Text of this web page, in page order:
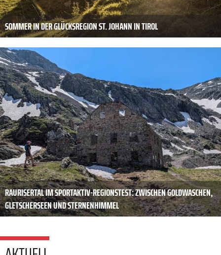
SOMMER IN DER GLÜCKSREGION ST. JOHANN IN TIROL
RAURISERTAL IM SPORTAKTIV-REGIONSTEST: ZWISCHEN GOLDWASCHEN,
GLETSCHERSEEN UND STERNENHIMMEL